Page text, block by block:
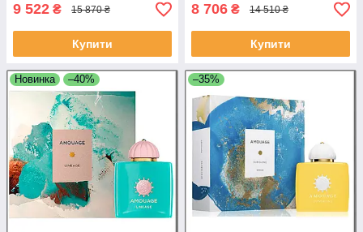
9 522 ₴ 15 870 ₴
Купити
8 706 ₴ 14 510 ₴
Купити
Новинка –40% –35%